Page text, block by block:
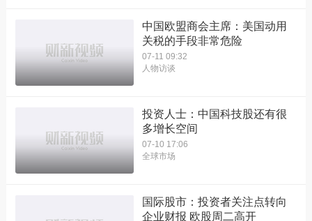
中国欧盟商会主席：美国动用
关税的手段非常危险
07-11 09:32
人物访谈
投资人士：中国科技股还有很
多增长空间
07-10 17:06
全球市场
国际股市：投资者关注点转向
企业财报 欧股周二高开